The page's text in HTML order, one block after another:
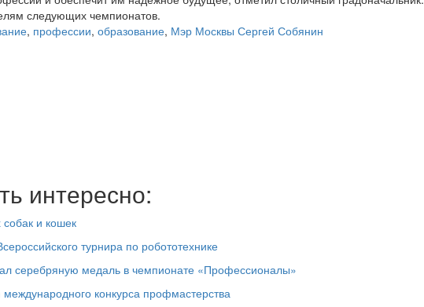
следующих чемпионатов.
, профессии, образование, Мэр Москвы Сергей Собянин
интересно:
и кошек
турнира по робототехнике
серебряную медаль в чемпионате «Профессионалы»
конкурса профмастерства